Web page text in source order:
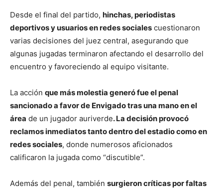
Desde el final del partido, hinchas, periodistas
deportivos y usuarios en redes sociales cuestionaron
varias decisiones del juez central, asegurando que
algunas jugadas terminaron afectando el desarrollo del
encuentro y favoreciendo al equipo visitante.
La acción que más molestia generó fue el penal
sancionado a favor de Envigado tras una mano en el
área de un jugador auriverde. La decisión provocó
reclamos inmediatos tanto dentro del estadio como en
redes sociales, donde numerosos aficionados
calificaron la jugada como “discutible”.
Además del penal, también surgieron críticas por faltas